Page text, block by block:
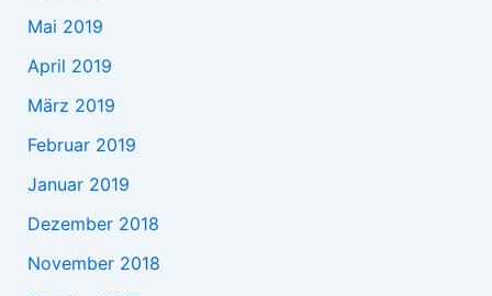
Mai 2019
April 2019
März 2019
Februar 2019
Januar 2019
Dezember 2018
November 2018